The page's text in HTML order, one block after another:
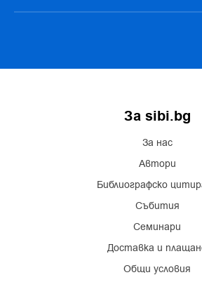
За sibi.bg
За нас
Автори
Библиографско
Събития
Семинари
Доставка и
Общи условия